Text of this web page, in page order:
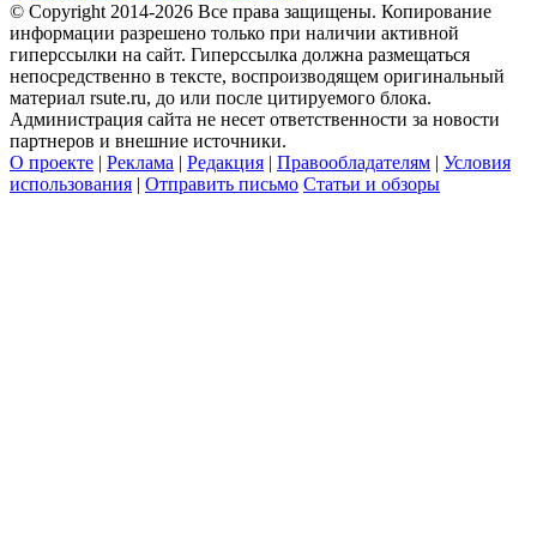
© Copyright 2014-2026 Все права защищены. Копирование
информации разрешено только при наличии активной
гиперссылки на сайт. Гиперссылка должна размещаться
непосредственно в тексте, воспроизводящем оригинальный
материал rsute.ru, до или после цитируемого блока.
Администрация сайта не несет ответственности за новости
партнеров и внешние источники.
О проекте | Реклама | Редакция | Правообладателям | Условия
использования | Отправить письмо Статьи и обзоры